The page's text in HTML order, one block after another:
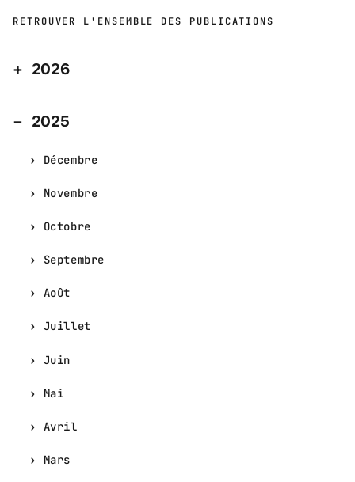
RETROUVER L'ENSEMBLE DES PUBLICATIONS
2026
2025
Décembre
Novembre
Octobre
Septembre
Août
Juillet
Juin
Mai
Avril
Mars